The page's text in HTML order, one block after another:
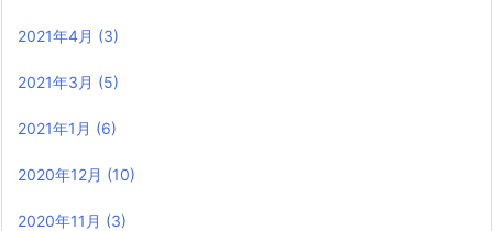
2021年4月 (3)
2021年3月 (5)
2021年1月 (6)
2020年12月 (10)
2020年11月 (3)